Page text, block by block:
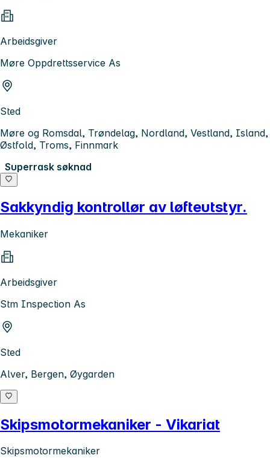
Arbeidsgiver
Møre Oppdrettsservice As
Sted
Møre og Romsdal, Trøndelag, Nordland, Vestland, Island,
Østfold, Troms, Finnmark
Superrask søknad
Sakkyndig kontrollør av løfteutstyr.
Mekaniker
Arbeidsgiver
Stm Inspection As
Sted
Alver, Bergen, Øygarden
Skipsmotormekaniker - Vikariat
Skipsmotormekaniker